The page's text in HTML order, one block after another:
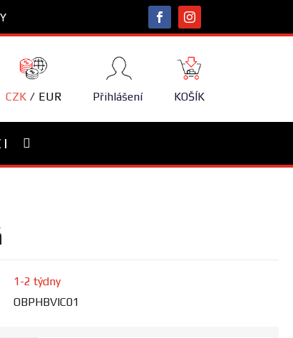
CZK EUR Přihlášení
NÁKUPNÍ
KOŠÍK
KOŠÍK
1-2 týdny
OBPHBVIC01